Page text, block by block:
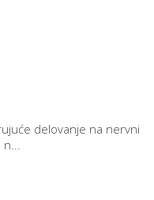
delovanje na nervni